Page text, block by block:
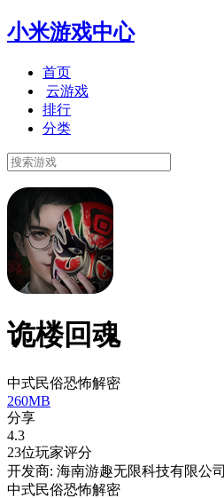
小米游戏中心
首页
云游戏
排行
分类
诡楼回魂
中式民俗恐怖解密
260MB
分享
4.3
23位玩家评分
开发商: 海南游趣无限科技有限公司
中式民俗恐怖解密